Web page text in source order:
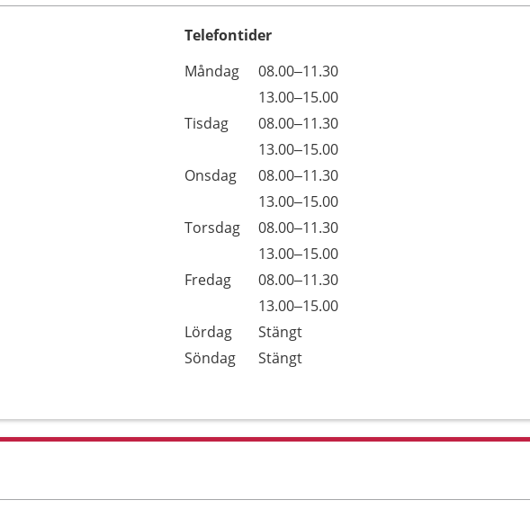
Telefontider
Dag
Öppettider
Kommentarer
Måndag
08.00–11.30
13.00–15.00
Tisdag
08.00–11.30
13.00–15.00
Onsdag
08.00–11.30
13.00–15.00
Torsdag
08.00–11.30
13.00–15.00
Fredag
08.00–11.30
13.00–15.00
Lördag
Stängt
Söndag
Stängt